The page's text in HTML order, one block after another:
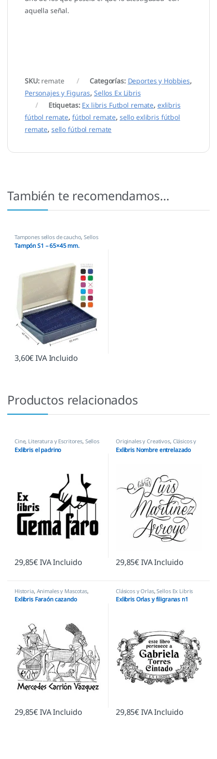
aquella señal.
SKU: remate Categorías: Deportes y Hobbies,
Personajes y Figuras, Sellos Ex Libris
Etiquetas: Ex libris Futbol remate, exlibris
fútbol remate, fútbol remate, sello exlibris fútbol
remate, sello fútbol remate
También te recomendamos…
Tampones sellos de caucho,Sellos
empresas
Tampón S1 – 65×45 mm.
3,60€IVA Incluido
Productos relacionados
Cine, Literatura y Escritores, Sellos
Ex Libris
Exlibris el padrino
29,85€IVA Incluido
Originales y Creativos, Clásicos y
Orlas , Sellos Ex Libris
Exlibris Nombre entrelazado
29,85€IVA Incluido
Historia, Animales y Mascotas,
Sellos Ex Libris
Exlibris Faraón cazando
29,85€IVA Incluido
Clásicos y Orlas,Sellos Ex Libris
Exlibris Orlas y filigranas n1
29,85€IVA Incluido